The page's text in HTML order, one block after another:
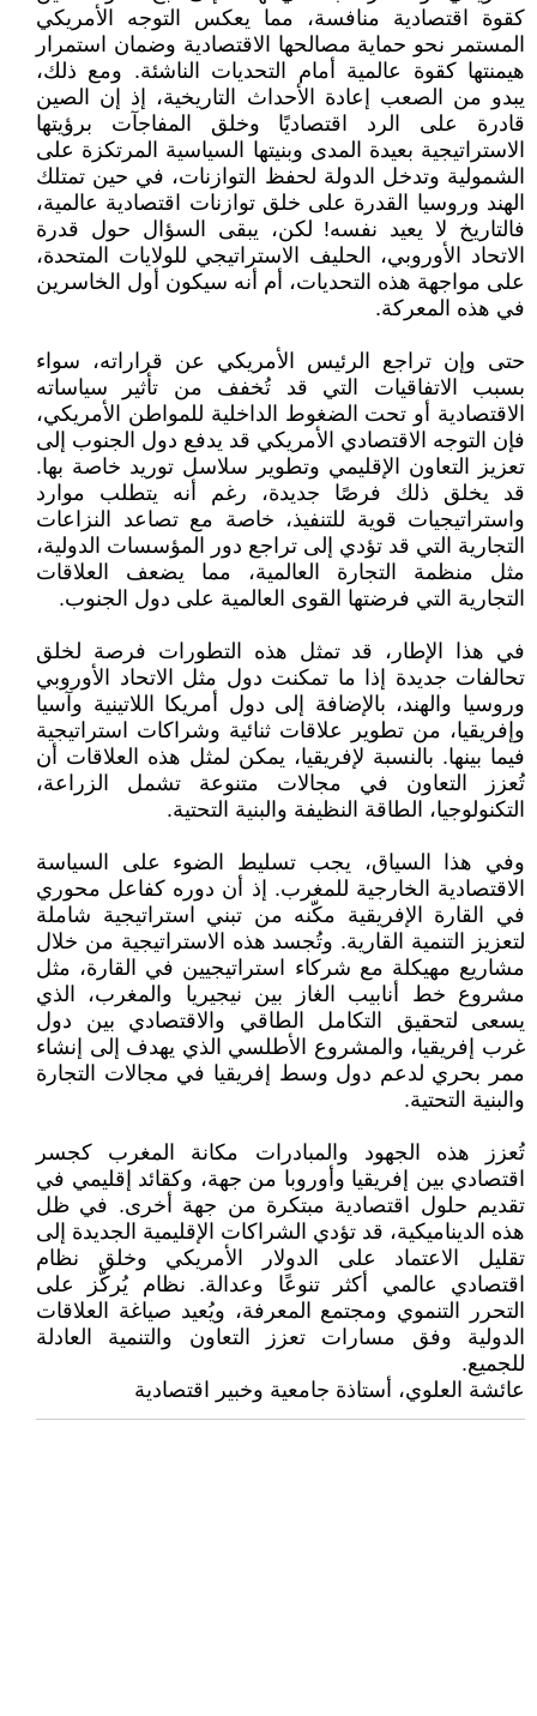
كقوة اقتصادية منافسة، مما يعكس التوجه الأمريكي
المستمر نحو حماية مصالحها الاقتصادية وضمان استمرار
هيمنتها كقوة عالمية أمام التحديات الناشئة. ومع ذلك،
يبدو من الصعب إعادة الأحداث التاريخية، إذ إن الصين
قادرة على الرد اقتصاديًا وخلق المفاجآت برؤيتها
الاستراتيجية بعيدة المدى وبنيتها السياسية المرتكزة على
الشمولية وتدخل الدولة لحفظ التوازنات، في حين تمتلك
الهند وروسيا القدرة على خلق توازنات اقتصادية عالمية،
فالتاريخ لا يعيد نفسه! لكن، يبقى السؤال حول قدرة
الاتحاد الأوروبي، الحليف الاستراتيجي للولايات المتحدة،
على مواجهة هذه التحديات، أم أنه سيكون أول الخاسرين
في هذه المعركة.
حتى وإن تراجع الرئيس الأمريكي عن قراراته، سواء
بسبب الاتفاقيات التي قد تُخفف من تأثير سياساته
الاقتصادية أو تحت الضغوط الداخلية للمواطن الأمريكي،
فإن التوجه الاقتصادي الأمريكي قد يدفع دول الجنوب إلى
تعزيز التعاون الإقليمي وتطوير سلاسل توريد خاصة بها.
قد يخلق ذلك فرصًا جديدة، رغم أنه يتطلب موارد
واستراتيجيات قوية للتنفيذ، خاصة مع تصاعد النزاعات
التجارية التي قد تؤدي إلى تراجع دور المؤسسات الدولية،
مثل منظمة التجارة العالمية، مما يضعف العلاقات
التجارية التي فرضتها القوى العالمية على دول الجنوب.
في هذا الإطار، قد تمثل هذه التطورات فرصة لخلق
تحالفات جديدة إذا ما تمكنت دول مثل الاتحاد الأوروبي
وروسيا والهند، بالإضافة إلى دول أمريكا اللاتينية وآسيا
وإفريقيا، من تطوير علاقات ثنائية وشراكات استراتيجية
فيما بينها. بالنسبة لإفريقيا، يمكن لمثل هذه العلاقات أن
تُعزز التعاون في مجالات متنوعة تشمل الزراعة،
التكنولوجيا، الطاقة النظيفة والبنية التحتية.
وفي هذا السياق، يجب تسليط الضوء على السياسة
الاقتصادية الخارجية للمغرب. إذ أن دوره كفاعل محوري
في القارة الإفريقية مكّنه من تبني استراتيجية شاملة
لتعزيز التنمية القارية. وتُجسد هذه الاستراتيجية من خلال
مشاريع مهيكلة مع شركاء استراتيجيين في القارة، مثل
مشروع خط أنابيب الغاز بين نيجيريا والمغرب، الذي
يسعى لتحقيق التكامل الطاقي والاقتصادي بين دول
غرب إفريقيا، والمشروع الأطلسي الذي يهدف إلى إنشاء
ممر بحري لدعم دول وسط إفريقيا في مجالات التجارة
والبنية التحتية.
تُعزز هذه الجهود والمبادرات مكانة المغرب كجسر
اقتصادي بين إفريقيا وأوروبا من جهة، وكقائد إقليمي في
تقديم حلول اقتصادية مبتكرة من جهة أخرى. في ظل
هذه الديناميكية، قد تؤدي الشراكات الإقليمية الجديدة إلى
تقليل الاعتماد على الدولار الأمريكي وخلق نظام
اقتصادي عالمي أكثر تنوعًا وعدالة. نظام يُركّز على
التحرر التنموي ومجتمع المعرفة، ويُعيد صياغة العلاقات
الدولية وفق مسارات تعزز التعاون والتنمية العادلة
للجميع.
عائشة العلوي، أستاذة جامعية وخبير اقتصادية